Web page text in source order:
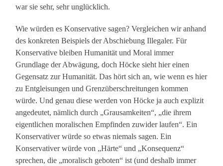
war sie sehr, sehr unglücklich.
Wie würden es Konservative sagen? Vergleichen wir anhand
des konkreten Beispiels der Abschiebung Illegaler. Für
Konservative bleiben Humanität und Moral immer
Grundlage der Abwägung, doch Höcke sieht hier einen
Gegensatz zur Humanität. Das hört sich an, wie wenn es hier
zu Entgleisungen und Grenzüberschreitungen kommen
würde. Und genau diese werden von Höcke ja auch explizit
angedeutet, nämlich durch „Grausamkeiten“, „die ihrem
eigentlichen moralischen Empfinden zuwider laufen“. Ein
Konservativer würde so etwas niemals sagen. Ein
Konservativer würde von „Härte“ und „Konsequenz“
sprechen, die „moralisch geboten“ ist (und deshalb immer